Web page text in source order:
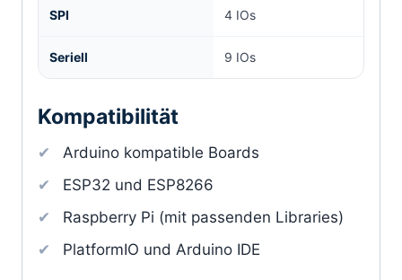
SPI 4 IOs
Seriell 9 IOs
Kompatibilität
Arduino kompatible Boards
ESP32 und ESP8266
Raspberry Pi (mit passenden Libraries)
PlatformIO und Arduino IDE